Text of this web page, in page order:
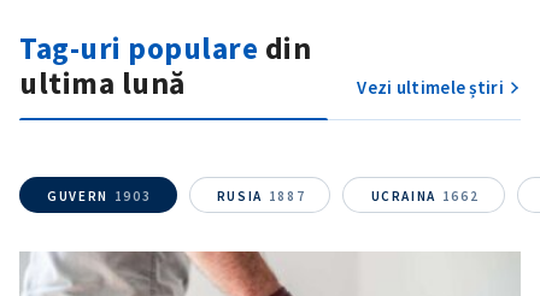
Tag-uri populare din
ultima lună
Vezi ultimele știri
GUVERN 1903 RUSIA 1887 UCRAINA 1662
ȘTIREA MEA
Fotografie
+ Încarcă imagine
+ Link media